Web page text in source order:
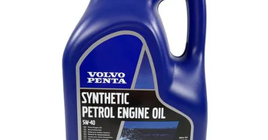
Motor/Styring
Fortøyning
Fritid/Sikkerhet